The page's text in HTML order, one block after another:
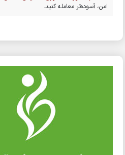
امن، آسوده‌تر معامله کنید.